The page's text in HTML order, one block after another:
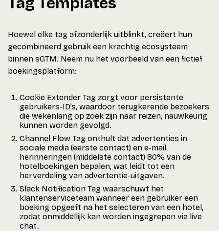
Hoewel elke tag afzonderlijk uitblinkt, creëert hun
gecombineerd gebruik een krachtig ecosysteem
binnen sGTM. Neem nu het voorbeeld van een fictief
boekingsplatform:
Cookie Extender Tag zorgt voor persistente
gebruikers-ID’s, waardoor terugkerende bezoekers
die wekenlang op zoek zijn naar reizen, nauwkeurig
kunnen worden gevolgd.
Channel Flow Tag onthult dat advertenties in
sociale media (eerste contact) en e-mail
herinneringen (middelste contact) 80% van de
hotelboekingen bepalen, wat leidt tot een
herverdeling van advertentie-uitgaven.
Slack Notification Tag waarschuwt het
klantenserviceteam wanneer een gebruiker een
boeking opgeeft na het selecteren van een hotel,
zodat onmiddellijk kan worden ingegrepen via live
chat.